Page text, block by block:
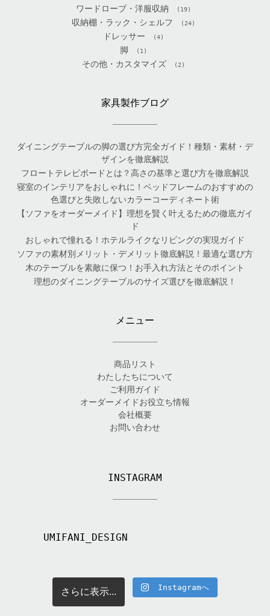
ワードローブ・洋服収納 (19)
収納棚・ラック・シェルフ (24)
ドレッサー (4)
脚 (1)
その他・カスタマイズ (2)
家具製作ブログ
ダイニングテーブルの脚の選び方完全ガイド！種類・素材・デ
ザインを徹底解説
フロートテレビボードとは？高さの基準と選び方を徹底解説
寝室のインテリアをおしゃれに！ベッドフレームのおすすめの
色選びと失敗しないカラーコーディネート術
【ソファをオーダーメイド】理想を賢く叶えるための徹底ガイ
ド
おしゃれで憧れる！ホテルライクなリビングの実現ガイド
ソファの素材別メリット・デメリット徹底解説！最適な選び方
木のテーブルを素敵に保つ！お手入れ方法とそのポイント
理想のダイニングテーブルのサイズ選びを徹底解説！
メニュー
商品リスト
わたしたちについて
ご利用ガイド
オーダーメイドお役立ち情報
会社概要
お問い合わせ
INSTAGRAM
UMIFANI_DESIGN
さらに表示... Instagramへ